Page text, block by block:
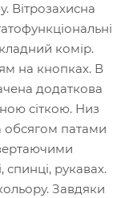
Вітрозахисна
комір.
на кнопках. В
додаткова
сіткою. Низ
обсягом патами
рукавах.
Завдяки